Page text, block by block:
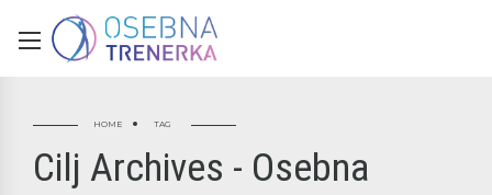
HOME TAG
Cilj Archives - Osebna